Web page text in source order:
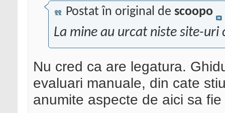
Postat în original de scoopo
La mine au urcat niste site-
Nu cred ca are legatura.
evaluari manuale, din cate
anumite aspecte de aici sa